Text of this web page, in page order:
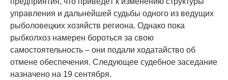
управления и дальнейшей судьбы одного из ведущих
рыболовецких хозяйств региона. Однако пока
рыбколхоз намерен бороться за свою
самостоятельность – они подали ходатайство об
отмене обеспечения. Следующее судебное заседание
назначено на 19 сентября.